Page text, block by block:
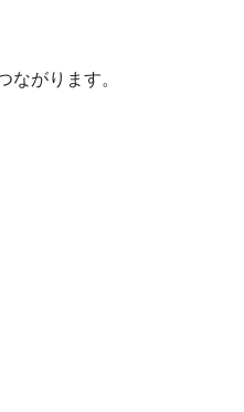
ながります。